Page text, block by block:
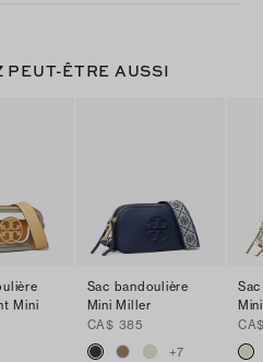
PEUT-ÊTRE AUSSI
Mini
Sac bandoulière
Mini Miller
CA$ 385
+7